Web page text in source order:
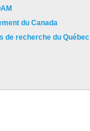
du Canada
de recherche du Québec